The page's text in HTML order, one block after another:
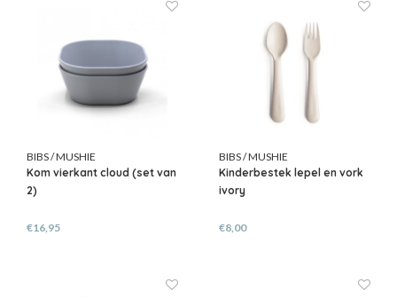
BIBS / MUSHIE
Kom vierkant cloud (set van
2)
€16,95
BIBS / MUSHIE
Kinderbestek lepel en vork
ivory
€8,00